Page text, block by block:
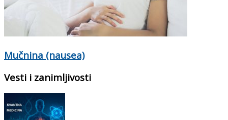
Mučnina (nausea)
Vesti i zanimljivosti